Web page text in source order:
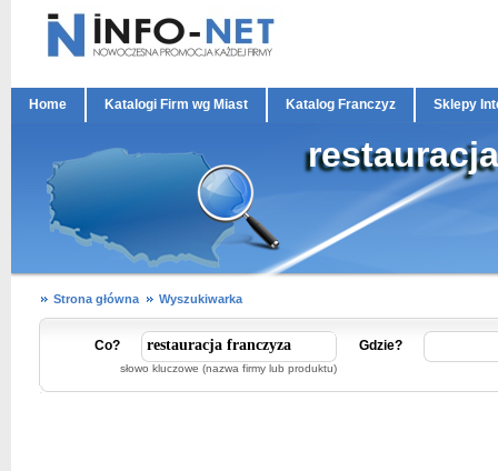
Home Katalogi Firm wg Miast Katalog Franczyz Sklepy
Strona główna Wyszukiwarka
Co?
słowo kluczowe (nazwa firmy lub produktu)
Gdzie?